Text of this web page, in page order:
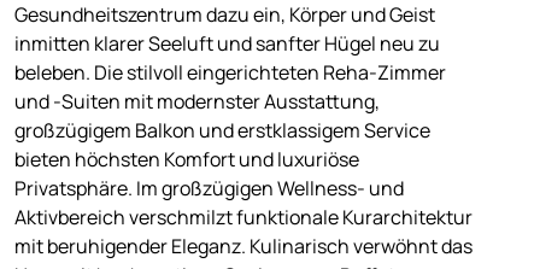
Gesundheitszentrum dazu ein, Körper und Geist
inmitten klarer Seeluft und sanfter Hügel neu zu
beleben. Die stilvoll eingerichteten Reha-Zimmer
und -Suiten mit modernster Ausstattung,
großzügigem Balkon und erstklassigem Service
bieten höchsten Komfort und luxuriöse
Privatsphäre. Im großzügigen Wellness- und
Aktivbereich verschmilzt funktionale Kurarchitektur
mit beruhigender Eleganz. Kulinarisch verwöhnt das